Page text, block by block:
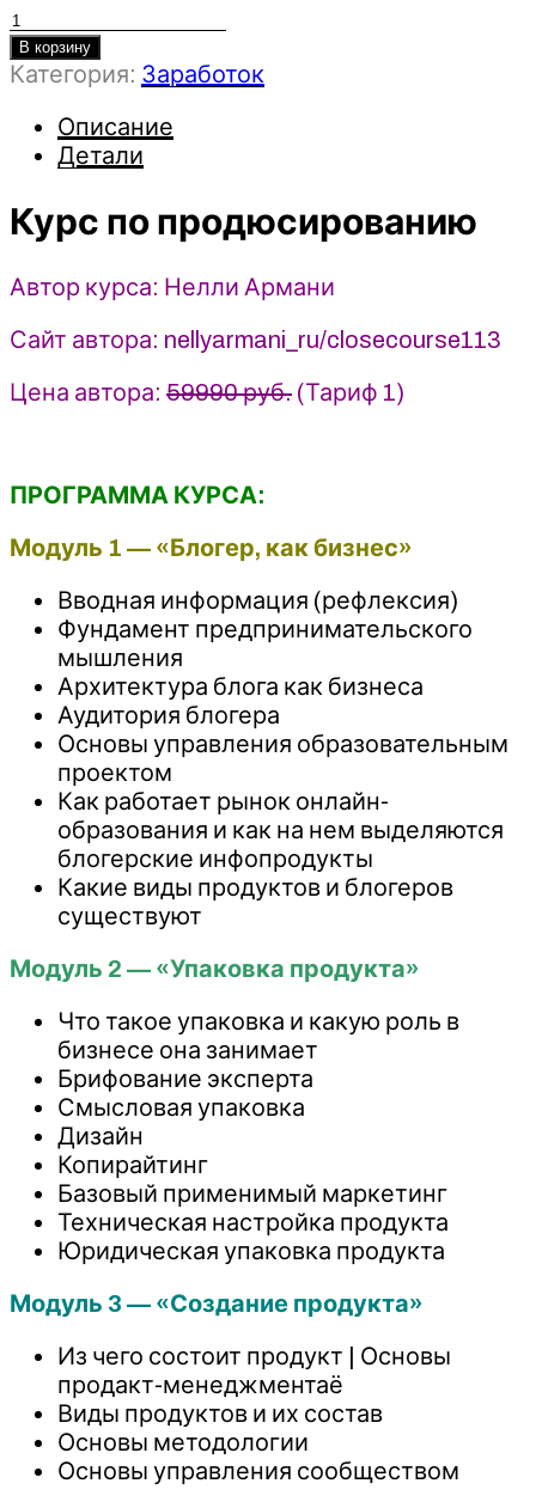
Количество
товара
Курс
продюсированию
Армани
В корзину
Категория: Заработок
Описание
Детали
Курс по продюсированию
Автор курса: Нелли Армани
Сайт автора: nellyarmani_ru/closecourse113
Цена автора: 59990 руб. (Тариф 1)
ПРОГРАММА КУРСА:
Модуль 1 — «Блогер, как бизнес»
Вводная информация (рефлексия)
Фундамент предпринимательского
мышления
Архитектура блога как бизнеса
Аудитория блогера
Основы управления образовательным
проектом
Как работает рынок онлайн-
образования и как на нем выделяются
блогерские инфопродукты
Какие виды продуктов и блогеров
существуют
Модуль 2 — «Упаковка продукта»
Что такое упаковка и какую роль в
бизнесе она занимает
Брифование эксперта
Смысловая упаковка
Дизайн
Копирайтинг
Базовый применимый маркетинг
Техническая настройка продукта
Юридическая упаковка продукта
Модуль 3 — «Создание продукта»
Из чего состоит продукт | Основы
продакт-менеджментаё
Виды продуктов и их состав
Основы методологии
Основы управления сообществом